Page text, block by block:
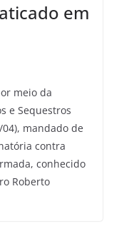
em
meio da
e Sequestros
mandado de
contra
conhecido
Roberto